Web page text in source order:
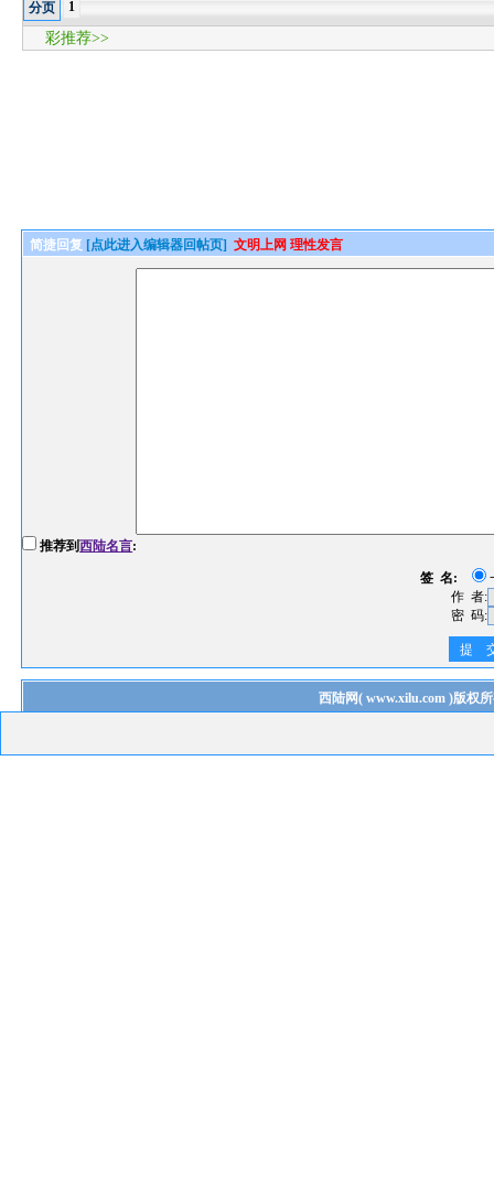
分页 1
彩推荐>>
简捷回复 [点此进入编辑器回帖页] 文明上网 理性发言
推荐到西陆名言:
签 名:
作 者:
密 码:
提
西陆网( www.xilu.com)版权